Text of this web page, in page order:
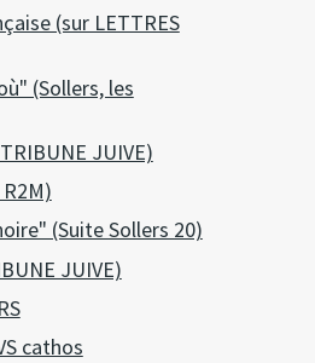
(sur LETTRES
(Sollers, les
JUIVE)
(Suite Sollers 20)
JUIVE)
cathos